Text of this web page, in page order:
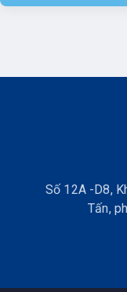
của người
Khả năng
chống nước
được nước
Số 12A -D8,
Tấn,